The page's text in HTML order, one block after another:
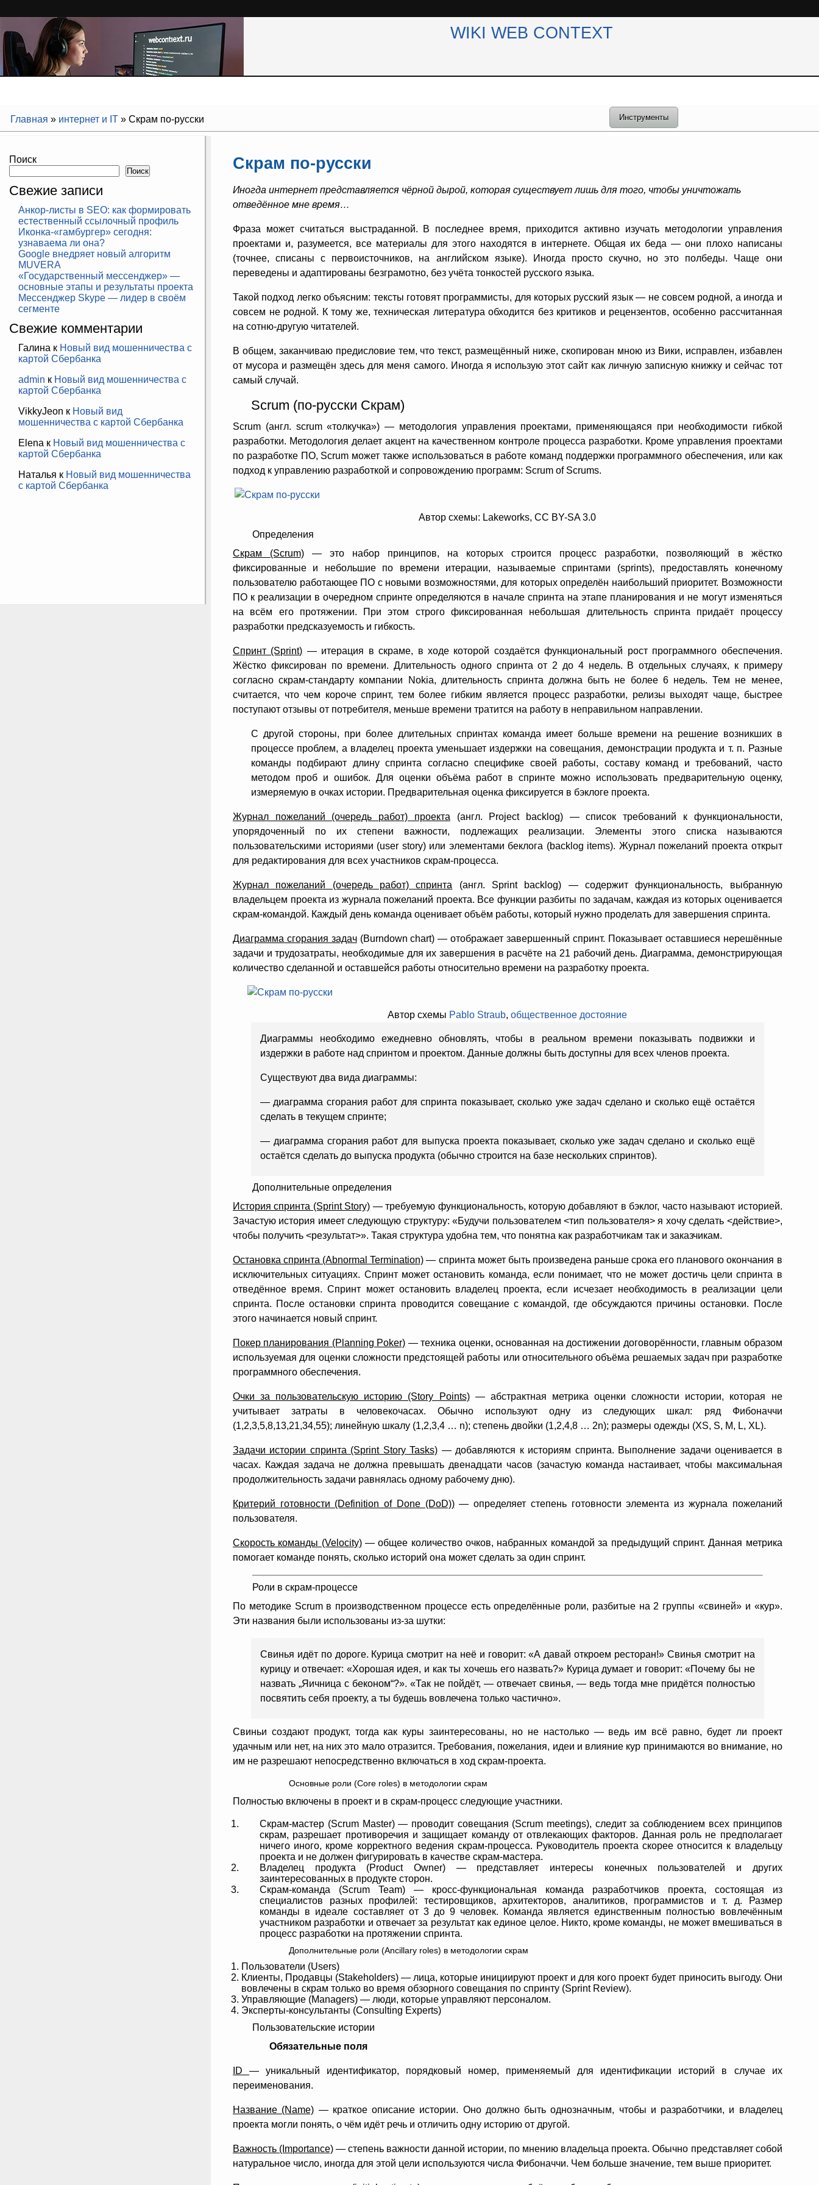
WIKI WEB CONTEXT
Главная » интернет и IT » Скрам по-русски Инструменты
Поиск
Поиск
Свежие записи
Анкор-листы в SEO: как формировать
естественный ссылочный профиль
Иконка-«гамбургер» сегодня:
узнаваема ли она?
Google внедряет новый алгоритм
MUVERA
«Государственный мессенджер» —
основные этапы и результаты проекта
Мессенджер Skype — лидер в своём
сегменте
Свежие комментарии
Галина к Новый вид мошенничества с
картой Сбербанка
admin к Новый вид мошенничества с
картой Сбербанка
VikkyJeon к Новый вид
мошенничества с картой Сбербанка
Elena к Новый вид мошенничества с
картой Сбербанка
Наталья к Новый вид мошенничества
с картой Сбербанка
Скрам по-русски
Иногда интернет представляется чёрной дырой, которая существует лишь для того, чтобы уничтожать
отведённое мне время…
Фраза может считаться выстраданной. В последнее время, приходится активно изучать методологии управления
проектами и, разумеется, все материалы для этого находятся в интернете. Общая их беда — они плохо написаны
(точнее, списаны с первоисточников, на английском языке). Иногда просто скучно, но это полбеды. Чаще они
переведены и адаптированы безграмотно, без учёта тонкостей русского языка.
Такой подход легко объясним: тексты готовят программисты, для которых русский язык — не совсем родной, а иногда и
совсем не родной. К тому же, техническая литература обходится без критиков и рецензентов, особенно рассчитанная
на сотню-другую читателей.
В общем, заканчиваю предисловие тем, что текст, размещённый ниже, скопирован мною из Вики, исправлен, избавлен
от мусора и размещён здесь для меня самого. Иногда я использую этот сайт как личную записную книжку и сейчас тот
самый случай.
Scrum (по-русски Скрам)
Scrum (англ. scrum «толкучка») — методология управления проектами, применяющаяся при необходимости гибкой
разработки. Методология делает акцент на качественном контроле процесса разработки. Кроме управления проектами
по разработке ПО, Scrum может также использоваться в работе команд поддержки программного обеспечения, или как
подход к управлению разработкой и сопровождению программ: Scrum of Scrums.
Автор схемы: Lakeworks, CC BY-SA 3.0
Определения
Скрам (Scrum) — это набор принципов, на которых строится процесс разработки, позволяющий в жёстко
фиксированные и небольшие по времени итерации, называемые спринтами (sprints), предоставлять конечному
пользователю работающее ПО с новыми возможностями, для которых определён наибольший приоритет. Возможности
ПО к реализации в очередном спринте определяются в начале спринта на этапе планирования и не могут изменяться
на всём его протяжении. При этом строго фиксированная небольшая длительность спринта придаёт процессу
разработки предсказуемость и гибкость.
Спринт (Sprint) — итерация в скраме, в ходе которой создаётся функциональный рост программного обеспечения.
Жёстко фиксирован по времени. Длительность одного спринта от 2 до 4 недель. В отдельных случаях, к примеру
согласно скрам-стандарту компании Nokia, длительность спринта должна быть не более 6 недель. Тем не менее,
считается, что чем короче спринт, тем более гибким является процесс разработки, релизы выходят чаще, быстрее
поступают отзывы от потребителя, меньше времени тратится на работу в неправильном направлении.
С другой стороны, при более длительных спринтах команда имеет больше времени на решение возникших в
процессе проблем, а владелец проекта уменьшает издержки на совещания, демонстрации продукта и т. п. Разные
команды подбирают длину спринта согласно специфике своей работы, составу команд и требований, часто
методом проб и ошибок. Для оценки объёма работ в спринте можно использовать предварительную оценку,
измеряемую в очках истории. Предварительная оценка фиксируется в бэклоге проекта.
Журнал пожеланий (очередь работ) проекта (англ. Project backlog) — список требований к функциональности,
упорядоченный по их степени важности, подлежащих реализации. Элементы этого списка называются
пользовательскими историями (user story) или элементами беклога (backlog items). Журнал пожеланий проекта открыт
для редактирования для всех участников скрам-процесса.
Журнал пожеланий (очередь работ) спринта (англ. Sprint backlog) — содержит функциональность, выбранную
владельцем проекта из журнала пожеланий проекта. Все функции разбиты по задачам, каждая из которых оценивается
скрам-командой. Каждый день команда оценивает объём работы, который нужно проделать для завершения спринта.
Диаграмма сгорания задач(Burndown chart) — отображает завершенный спринт. Показывает оставшиеся нерешённые
задачи и трудозатраты, необходимые для их завершения в расчёте на 21 рабочий день. Диаграмма, демонстрирующая
количество сделанной и оставшейся работы относительно времени на разработку проекта.
Автор схемы Pablo Straub, общественное достояние
Диаграммы необходимо ежедневно обновлять, чтобы в реальном времени показывать подвижки и
издержки в работе над спринтом и проектом. Данные должны быть доступны для всех членов проекта.
Существуют два вида диаграммы:
— диаграмма сгорания работ для спринта показывает, сколько уже задач сделано и сколько ещё остаётся
сделать в текущем спринте;
— диаграмма сгорания работ для выпуска проекта показывает, сколько уже задач сделано и сколько ещё
остаётся сделать до выпуска продукта (обычно строится на базе нескольких спринтов).
Дополнительные определения
История спринта (Sprint Story) — требуемую функциональность, которую добавляют в бэклог, часто называют историей.
Зачастую история имеет следующую структуру: «Будучи пользователем <тип пользователя> я хочу сделать <действие>,
чтобы получить <результат>». Такая структура удобна тем, что понятна как разработчикам так и заказчикам.
Остановка спринта (Abnormal Termination) — спринта может быть произведена раньше срока его планового окончания в
исключительных ситуациях. Спринт может остановить команда, если понимает, что не может достичь цели спринта в
отведённое время. Спринт может остановить владелец проекта, если исчезает необходимость в реализации цели
спринта. После остановки спринта проводится совещание с командой, где обсуждаются причины остановки. После
этого начинается новый спринт.
Покер планирования (Planning Poker) — техника оценки, основанная на достижении договорённости, главным образом
используемая для оценки сложности предстоящей работы или относительного объёма решаемых задач при разработке
программного обеспечения.
Очки за пользовательскую историю (Story Points)— абстрактная метрика оценки сложности истории, которая не
учитывает затраты в человекочасах. Обычно используют одну из следующих шкал: ряд Фибоначчи
(1,2,3,5,8,13,21,34,55); линейную шкалу (1,2,3,4 … n); степень двойки (1,2,4,8 … 2n); размеры одежды (XS, S, M, L, XL).
Задачи истории спринта (Sprint Story Tasks) — добавляются к историям спринта. Выполнение задачи оценивается в
часах. Каждая задача не должна превышать двенадцати часов (зачастую команда настаивает, чтобы максимальная
продолжительность задачи равнялась одному рабочему дню).
Критерий готовности (Definition of Done (DoD))— определяет степень готовности элемента из журнала пожеланий
пользователя.
Скорость команды (Velocity)— общее количество очков, набранных командой за предыдущий спринт. Данная метрика
помогает команде понять, сколько историй она может сделать за один спринт.
Роли в скрам-процессе
По методике Scrum в производственном процессе есть определённые роли, разбитые на 2 группы «свиней» и «кур».
Эти названия были использованы из-за шутки:
Свинья идёт по дороге. Курица смотрит на неё и говорит: «А давай откроем ресторан!» Свинья смотрит на
курицу и отвечает: «Хорошая идея, и как ты хочешь его назвать?» Курица думает и говорит: «Почему бы не
назвать „Яичница с беконом“?». «Так не пойдёт, — отвечает свинья, — ведь тогда мне придётся полностью
посвятить себя проекту, а ты будешь вовлечена только частично».
Свиньи создают продукт, тогда как куры заинтересованы, но не настолько — ведь им всё равно, будет ли проект
удачным или нет, на них это мало отразится. Требования, пожелания, идеи и влияние кур принимаются во внимание, но
им не разрешают непосредственно включаться в ход скрам-проекта.
Основные роли (Core roles) в методологии скрам
Полностью включены в проект и в скрам-процесс следующие участники.
Скрам-мастер (Scrum Master) — проводит совещания (Scrum meetings), следит за соблюдением всех принципов
скрам, разрешает противоречия и защищает команду от отвлекающих факторов. Данная роль не предполагает
ничего иного, кроме корректного ведения скрам-процесса. Руководитель проекта скорее относится к владельцу
проекта и не должен фигурировать в качестве скрам-мастера.
Владелец продукта (Product Owner) — представляет интересы конечных пользователей и других
заинтересованных в продукте сторон.
Скрам-команда (Scrum Team) — кросс-функциональная команда разработчиков проекта, состоящая из
специалистов разных профилей: тестировщиков, архитекторов, аналитиков, программистов и т. д. Размер
команды в идеале составляет от 3 до 9 человек. Команда является единственным полностью вовлечённым
участником разработки и отвечает за результат как единое целое. Никто, кроме команды, не может вмешиваться в
процесс разработки на протяжении спринта.
Дополнительные роли (Ancillary roles) в методологии скрам
Пользователи (Users)
Клиенты, Продавцы (Stakeholders) — лица, которые инициируют проект и для кого проект будет приносить выгоду. Они
вовлечены в скрам только во время обзорного совещания по спринту (Sprint Review).
Управляющие (Managers) — люди, которые управляют персоналом.
Эксперты-консультанты (Consulting Experts)
Пользовательские истории
Обязательные поля
ID— уникальный идентификатор, порядковый номер, применяемый для идентификации историй в случае их
переименования.
Название (Name) — краткое описание истории. Оно должно быть однозначным, чтобы и разработчики, и владелец
проекта могли понять, о чём идёт речь и отличить одну историю от другой.
Важность (Importance) — степень важности данной истории, по мнению владельца проекта. Обычно представляет собой
натуральное число, иногда для этой цели используются числа Фибоначчи. Чем больше значение, тем выше приоритет.